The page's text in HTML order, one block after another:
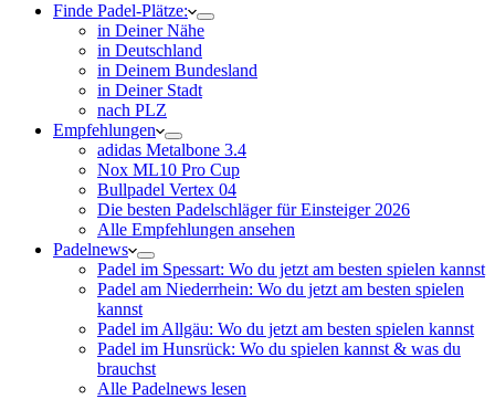
Finde Padel-Plätze:
in Deiner Nähe
in Deutschland
in Deinem Bundesland
in Deiner Stadt
nach PLZ
Empfehlungen
adidas Metalbone 3.4
Nox ML10 Pro Cup
Bullpadel Vertex 04
Die besten Padelschläger für Einsteiger 2026
Alle Empfehlungen ansehen
Padelnews
Padel im Spessart: Wo du jetzt am besten spielen kannst
Padel am Niederrhein: Wo du jetzt am besten spielen
kannst
Padel im Allgäu: Wo du jetzt am besten spielen kannst
Padel im Hunsrück: Wo du spielen kannst & was du
brauchst
Alle Padelnews lesen